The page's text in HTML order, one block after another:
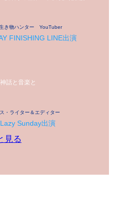
き物ハンター YouTuber
FINISHING LINE出演
話と音楽と
・ライター＆エディター
Sunday出演
見る